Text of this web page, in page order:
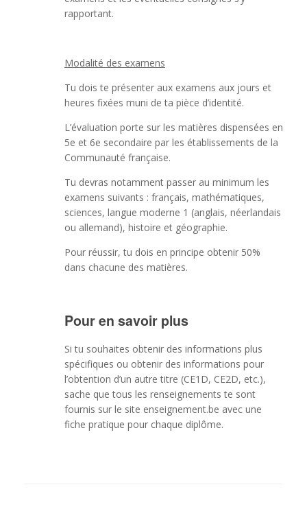
rapportant.
Modalité des examens
Tu dois te présenter aux examens aux jours et
heures fixées muni de ta pièce d’identité.
L’évaluation porte sur les matières dispensées en
5e et 6e secondaire par les établissements de la
Communauté française.
Tu devras notamment passer au minimum les
examens suivants : français, mathématiques,
sciences, langue moderne 1 (anglais, néerlandais
ou allemand), histoire et géographie.
Pour réussir, tu dois en principe obtenir 50%
dans chacune des matières.
Pour en savoir plus
Si tu souhaites obtenir des informations plus
spécifiques ou obtenir des informations pour
l’obtention d’un autre titre (CE1D, CE2D, etc.),
sache que tous les renseignements te sont
fournis sur le site enseignement.be avec une
fiche pratique pour chaque diplôme.